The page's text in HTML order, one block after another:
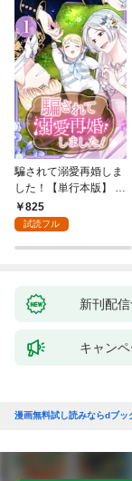
騙されて溺愛再婚しま
した！【単行本版】 1
巻825
試読フル
新刊配
キャン
漫画無料試し読みならdブッ